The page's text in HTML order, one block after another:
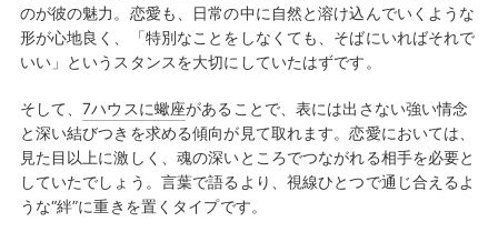
のが彼の魅力。恋愛も、日常の中に自然と溶け込んでいくような
形が心地良く、「特別なことをしなくても、そばにいればそれで
いい」というスタンスを大切にしていたはずです。
そして、7ハウスに蠍座があることで、表には出さない強い情念
と深い結びつきを求める傾向が見て取れます。恋愛においては、
見た目以上に激しく、魂の深いところでつながれる相手を必要と
していたでしょう。言葉で語るより、視線ひとつで通じ合えるよ
うな“絆”に重きを置くタイプです。